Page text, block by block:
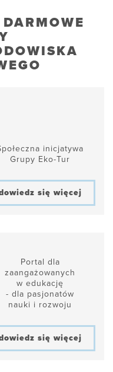
inicjatywa
Grupy Eko-Tur
się więcej
Portal dla
zaangażowanych
w edukację
- dla pasjonatów
nauki i rozwoju
się więcej